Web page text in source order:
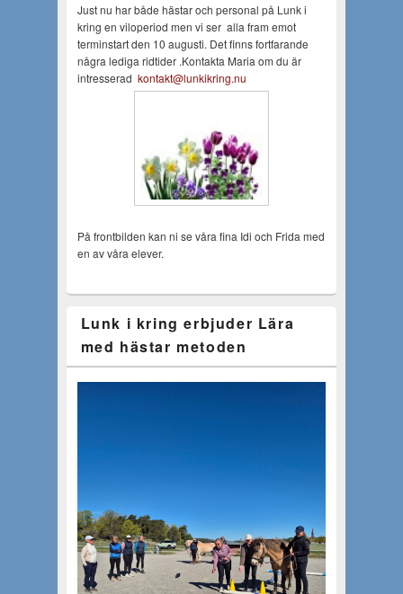
Just nu har både hästar och personal på Lunk i
kring en viloperiod men vi ser alla fram emot
terminstart den 10 augusti. Det finns fortfarande
några lediga ridtider .Kontakta Maria om du är
intresserad kontakt@lunkikring.nu
På frontbilden kan ni se våra fina Idi och Frida med
en av våra elever.
Lunk i kring erbjuder Lära
med hästar metoden